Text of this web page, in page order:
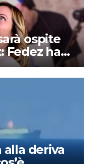
ospite
Fedez ha
la
alla deriva